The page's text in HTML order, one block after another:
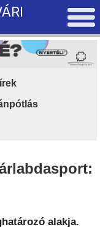
alakja.